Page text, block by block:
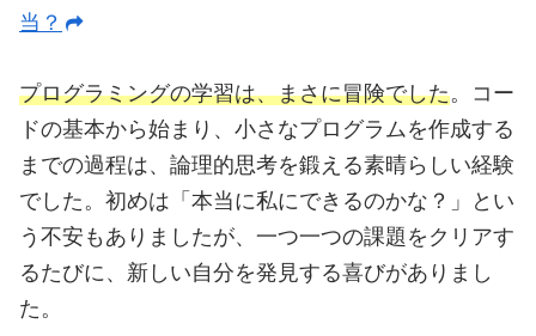
当？
プログラミングの学習は、まさに冒険でした。コー
ドの基本から始まり、小さなプログラムを作成する
までの過程は、論理的思考を鍛える素晴らしい経験
でした。初めは「本当に私にできるのかな？」とい
う不安もありましたが、一つ一つの課題をクリアす
るたびに、新しい自分を発見する喜びがありまし
た。